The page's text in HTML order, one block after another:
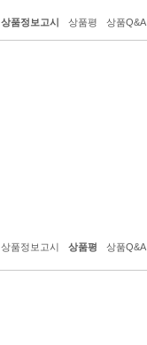
상품정보고시 상품평 상품Q&A
상품정보고시 상품평 상품Q&A